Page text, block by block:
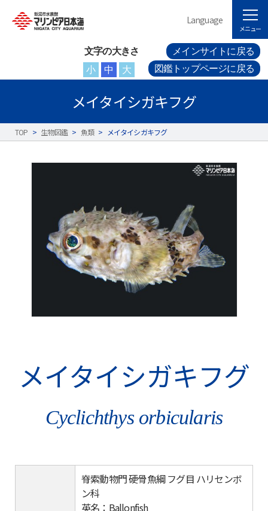
文字の大きさ
小
中 大
メインサイトに戻る
図鑑トップページに戻る
Language
メニュー
メイタイシガキフグ
TOP > 生物図鑑 > 魚類 > メイタイシガキフグ
メイタイシガキフグ
Cyclichthys orbicularis
脊索動物門 硬骨魚綱 フグ目 ハリセンボ
ン科
英名：Ballonfish